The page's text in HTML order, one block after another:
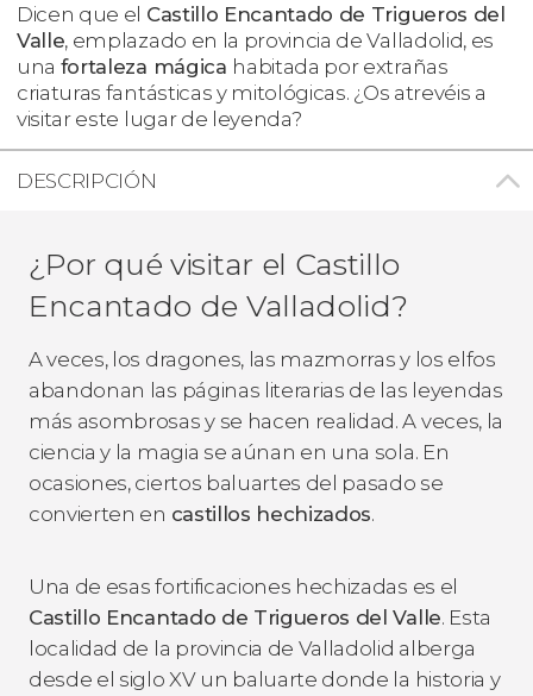
Dicen que el Castillo Encantado de Trigueros del
Valle, emplazado en la provincia de Valladolid, es
una fortaleza mágica habitada por extrañas
criaturas fantásticas y mitológicas. ¿Os atrevéis a
visitar este lugar de leyenda?
DESCRIPCIÓN
¿Por qué visitar el Castillo
Encantado de Valladolid?
A veces, los dragones, las mazmorras y los elfos
abandonan las páginas literarias de las leyendas
más asombrosas y se hacen realidad. A veces, la
ciencia y la magia se aúnan en una sola. En
ocasiones, ciertos baluartes del pasado se
convierten en castillos hechizados.
Una de esas fortificaciones hechizadas es el
Castillo Encantado de Trigueros del Valle. Esta
localidad de la provincia de Valladolid alberga
desde el siglo XV un baluarte donde la historia y